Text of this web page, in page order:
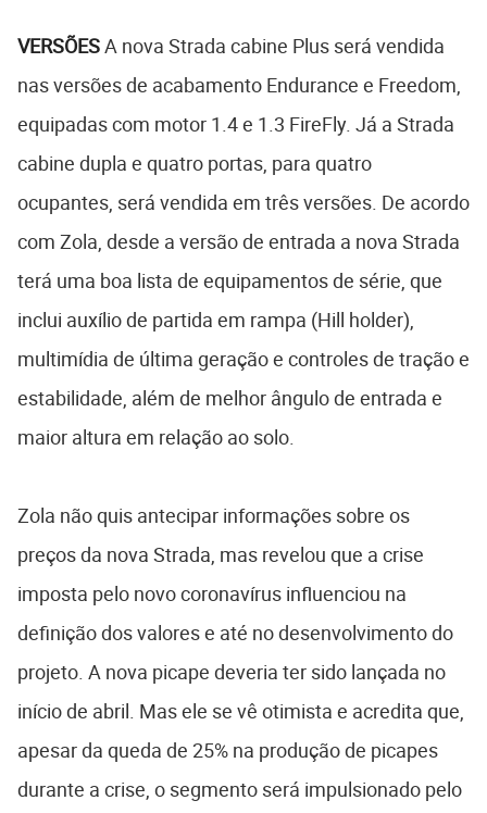
VERSÕESA nova Strada cabine Plus será vendida
nas versões de acabamento Endurance e Freedom,
equipadas com motor 1.4 e 1.3 FireFly. Já a Strada
cabine dupla e quatro portas, para quatro
ocupantes, será vendida em três versões. De acordo
com Zola, desde a versão de entrada a nova Strada
terá uma boa lista de equipamentos de série, que
inclui auxílio de partida em rampa (Hill holder),
multimídia de última geração e controles de tração e
estabilidade, além de melhor ângulo de entrada e
maior altura em relação ao solo.
Zola não quis antecipar informações sobre os
preços da nova Strada, mas revelou que a crise
imposta pelo novo coronavírus influenciou na
definição dos valores e até no desenvolvimento do
projeto. A nova picape deveria ter sido lançada no
início de abril. Mas ele se vê otimista e acredita que,
apesar da queda de 25% na produção de picapes
durante a crise, o segmento será impulsionado pelo